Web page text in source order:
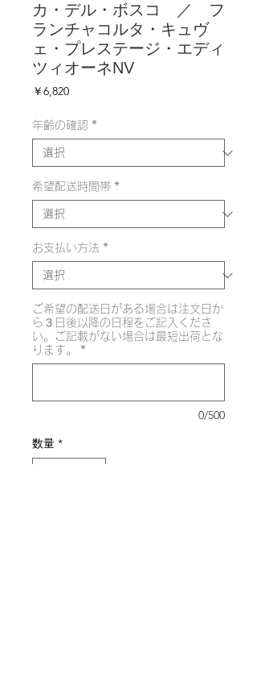
カ・デル・ボスコ ／ フ
ランチャコルタ・キュヴ
ェ・プレステージ・エディ
ツィオーネNV
￥6,820価
年齢の確認 *
希望配送時間帯 *
お支払い方法 *
ご希望の配送日がある場合は注文日か
ら３日後以降の日程をご記入くださ
い。ご記載がない場合は最短出荷とな
ります。
*
0/500
数量 *